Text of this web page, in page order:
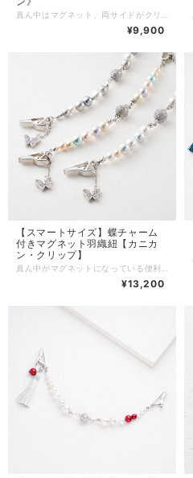
¥9,900
【スマートサイズ】蝶チャーム
付きマグネット羽織紐【カニカ
ン・クリップ】
¥13,200